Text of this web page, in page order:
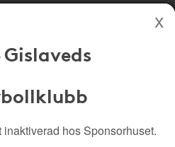
Gislaveds Volleybollklubb
Logga in
Gislaveds
hos Sponsorhuset.